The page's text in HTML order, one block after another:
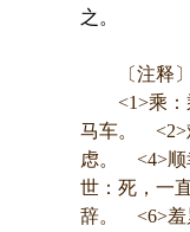
之。
〔注释〕
<1>乘：
马车。 <2>
虑。 <4>顺
世：死，一
辞。 <6>羞